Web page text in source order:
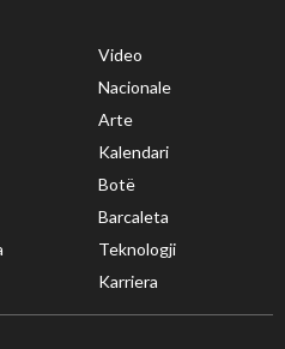
Video
Nacionale
Arte
Kalendari
Botë
Barcaleta
Teknologji
Karriera